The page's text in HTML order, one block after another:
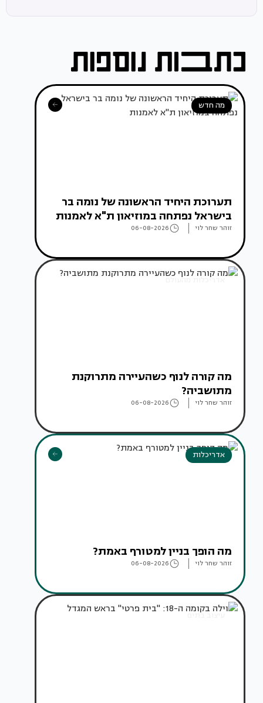
מה חדש
תערוכת היחיד הראשונה של נומה בר
בישראל נפתחה במוזיאון ת"א לאמנות
זוהר שחר לוי 06-08-2026
אדריכלות מהעולם
מה קורה לנוף כשהעיירה מתרוקנת
מתושביה?
זוהר שחר לוי 06-08-2026
אדריכלות
מה הופך בניין למטורף באמת?
זוהר שחר לוי 06-08-2026
עיצוב בתים